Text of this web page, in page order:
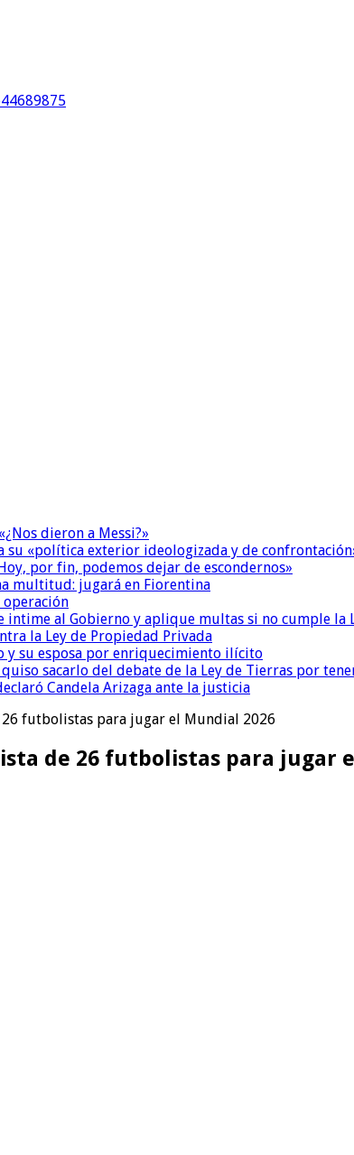
dieron a Messi?»
su «política exterior ideologizada y de
por fin, podemos dejar de escondernos»
multitud: jugará en Fiorentina
operación
al Gobierno y aplique multas si no cumple la
la Ley de Propiedad Privada
y su esposa por enriquecimiento ilícito
sacarlo del debate de la Ley de Tierras por
Candela Arizaga ante la justicia
futbolistas para jugar el Mundial 2026
de 26 futbolistas para jugar